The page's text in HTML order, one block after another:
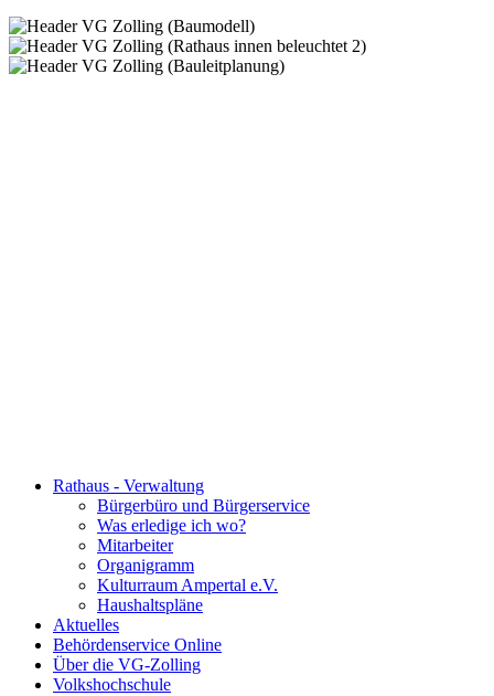
Rathaus - Verwaltung
Bürgerbüro und Bürgerservice
Was erledige ich wo?
Mitarbeiter
Organigramm
Kulturraum Ampertal e.V.
Haushaltspläne
Aktuelles
Behördenservice Online
Über die VG-Zolling
Volkshochschule